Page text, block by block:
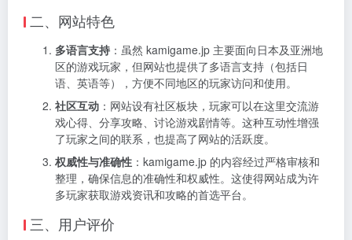
二、网站特色
多语言支持 ：虽然 kamigame.jp 主要面向日本及亚洲地
区的游戏玩家，但网站也提供了多语言支持（包括日
语、英语等），方便不同地区的玩家访问和使用。
社区互动 ：网站设有社区板块，玩家可以在这里交流游
戏心得、分享攻略、讨论游戏剧情等。这种互动性增强
了玩家之间的联系，也提高了网站的活跃度。
权威性与准确性 ：kamigame.jp 的内容经过严格审核和
整理，确保信息的准确性和权威性。这使得网站成为许
多玩家获取游戏资讯和攻略的首选平台。
三、用户评价